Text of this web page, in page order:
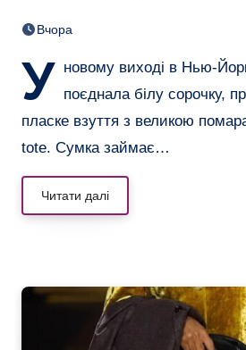
що не виглядає
Вчора
У новому виході в Нью-
поєднала білу сорочку,
пласке взуття з великою
tote. Сумка займає…
Читати далі